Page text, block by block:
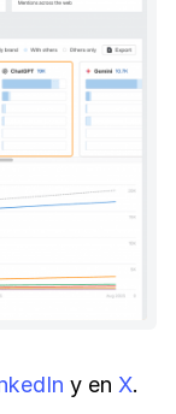
y en X.